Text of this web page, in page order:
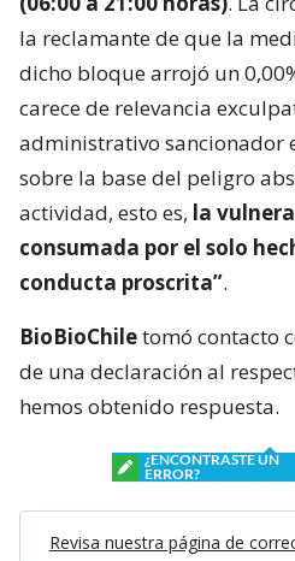
la reclamante de que la
dicho bloque arrojó un
carece de relevancia
administrativo sancionador
sobre la base del peligro
actividad, esto es, la
consumada por el solo
conducta proscrita”.
BioBioChiletomó contacto
de una declaración al
hemos obtenido respuesta.
¿ENCONTRASTE UN
ERROR?
Revisa nuestra página de